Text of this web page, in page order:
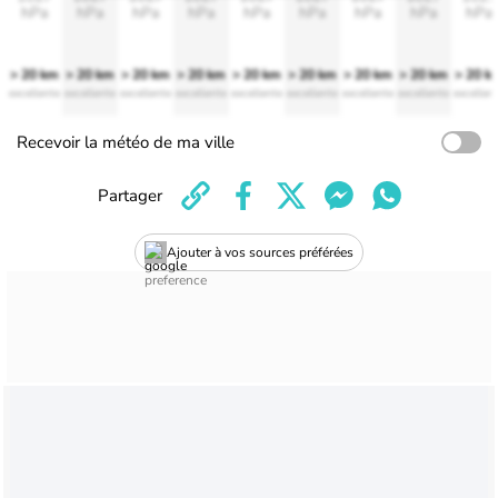
hPa
> 20 km
excellente
hPa
> 20 km
excellente
hPa
> 20 km
excellente
hPa
> 20 km
excellente
hPa
> 20 km
excellente
hPa
> 20 km
excellente
hPa
> 20 km
excellente
hPa
> 20 km
excellente
hPa
> 20
Recevoir la météo de ma ville
Ajouter à vos sources préférées
Partager